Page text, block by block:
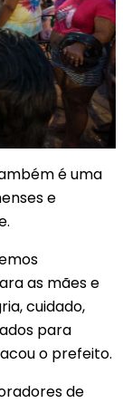
é uma
e
as mães e
cuidado,
para
o prefeito.
de